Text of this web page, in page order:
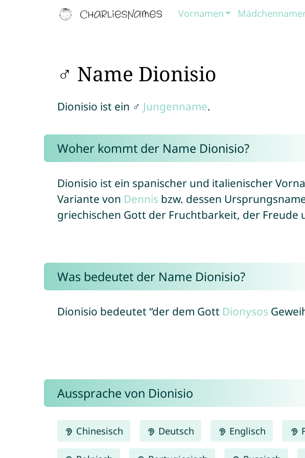
Vornamen
♂ Name Dionisio
Dionisio ist ein ♂ Jungenname.
Woher kommt der Name Dionisio?
Dionisio ist ein spanischer und italienischer
Variante von Dennis bzw. dessen
griechischen Gott der Fruchtbarkeit, der Freude
Was bedeutet der Name Dionisio?
Dionisio bedeutet “der dem Gott Dionysos
Aussprache von Dionisio
Chinesisch Deutsch Englisch